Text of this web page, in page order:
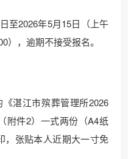
2026年5月15日（上午
），逾期不接受报名。
湛江市殡葬管理所2026
附件2）一式两份（A4纸
，张贴本人近期大一寸免